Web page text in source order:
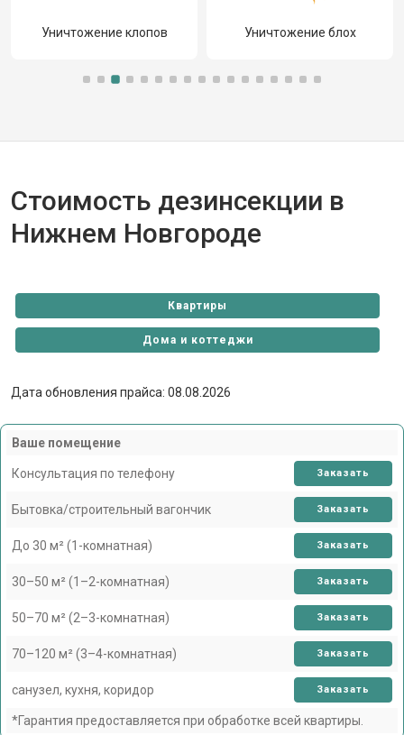
Уничтожение клопов Уничтожение блох
Стоимость дезинсекции в
Нижнем Новгороде
Квартиры
Дома и коттеджи
Дата обновления прайса: 08.08.2026
Ваше помещение
Консультация по телефону Заказать
Бытовка/строительный вагончик Заказать
До 30 м² (1-комнатная) Заказать
30–50 м² (1–2-комнатная) Заказать
50–70 м² (2–3-комнатная) Заказать
70–120 м² (3–4-комнатная) Заказать
санузел, кухня, коридор Заказать
*Гарантия предоставляется при обработке всей квартиры.